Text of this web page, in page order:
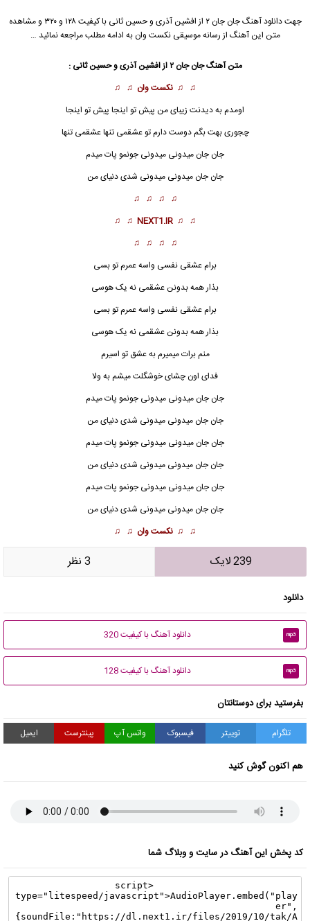
جهت دانلود آهنگ جان جان ۲ از افشین آذری
و حسین ثانی با کیفیت ۱۲۸ و ۳۲۰ و مشاهده
متن این آهنگ از رسانه موسیقی نکست وان به ادامه مطلب مراجعه نمائید …
متن آهنگ جان جان ۲ از افشین آذریو حسین ثانی :
♫ ♫ نکست وان ♫ ♫
اومدم به دیدنت زیبای من پیش تو اینجا پیش تو اینجا
چجوری بهت بگم دوست دارم تو عشقمی تنها عشقمی تنها
جان جان میدونی میدونی جونمو پات میدم
جان جان میدونی میدونی شدی دنیای من
♫ ♫ ♫ ♫
♫ ♫
NEXT1.IR
♫ ♫
♫ ♫ ♫ ♫
برام عشقی نفسی واسه عمرم تو بسی
بذار همه بدونن عشقمی نه یک هوسی
برام عشقی نفسی واسه عمرم تو بسی
بذار همه بدونن عشقمی نه یک هوسی
منم برات میمیرم به عشق تو اسیرم
فدای اون چشای خوشگلت میشم به ولا
جان جان میدونی میدونی جونمو پات میدم
جان جان میدونی میدونی شدی دنیای من
جان جان میدونی میدونی جونمو پات میدم
جان جان میدونی میدونی شدی دنیای من
جان جان میدونی میدونی جونمو پات میدم
جان جان میدونی میدونی شدی دنیای من
♫ ♫ نکست وان ♫ ♫
239 لایک 3 نظر
دانلود
mp3 دانلود آهنگ با کیفیت 320
mp3 دانلود آهنگ با کیفیت 128
بفرستید برای دوستانتان
تلگرام توییتر فیسبوک واتس آپ پینترست ایمیل
هم اکنون گوش کنید
کد پخش این آهنگ در سایت و وبلاگ شما